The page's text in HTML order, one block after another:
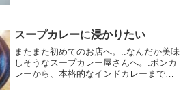
ン...
スープカレーに浸かりたい
またまた初めてのお店へ。..なんだか美味
しそうなスープカレー屋さんへ。.ボンカ
レーから、本格的なインドカレーまでカ